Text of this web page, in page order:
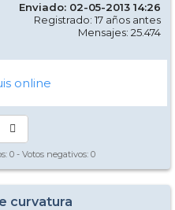
Enviado: 02-05-2013 14:26
Registrado: 17 años antes
Mensajes: 25.474
online
0 - Votos negativos: 0
curvatura